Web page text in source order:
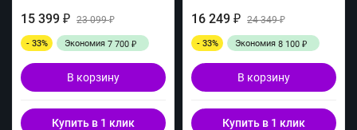
15 399 ₽ 23 099₽
- 33% Экономия 7 700 ₽
В корзину
Купить в 1 клик
16 249 ₽ 24 349₽
- 33% Экономия 8 100 ₽
В корзину
Купить в 1 клик